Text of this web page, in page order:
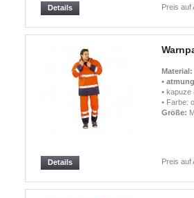
Preis auf
Details
Material:
•
• kapuze
• Farbe:
Größe:
Preis auf
Details